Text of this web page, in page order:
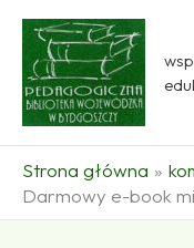
Przejdź
treści
Strona główna
Darmowy e-book